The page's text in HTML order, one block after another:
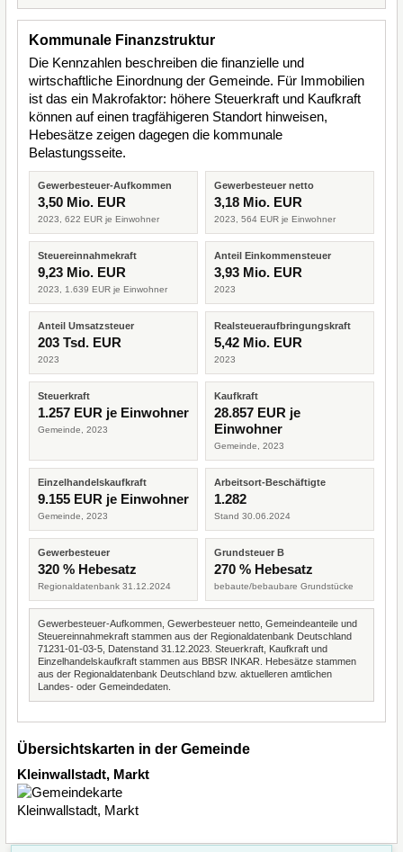
Kommunale Finanzstruktur
Die Kennzahlen beschreiben die finanzielle und
wirtschaftliche Einordnung der Gemeinde. Für Immobilien
ist das ein Makrofaktor: höhere Steuerkraft und Kaufkraft
können auf einen tragfähigeren Standort hinweisen,
Hebesätze zeigen dagegen die kommunale
Belastungsseite.
Gewerbesteuer-Aufkommen
3,50 Mio. EUR
2023, 622 EUR je Einwohner
Gewerbesteuer netto
3,18 Mio. EUR
2023, 564 EUR je Einwohner
Steuereinnahmekraft
9,23 Mio. EUR
2023, 1.639 EUR je Einwohner
Anteil Einkommensteuer
3,93 Mio. EUR
2023
Anteil Umsatzsteuer
203 Tsd. EUR
2023
Realsteueraufbringungskraft
5,42 Mio. EUR
2023
Steuerkraft
1.257 EUR je Einwohner
Gemeinde, 2023
Kaufkraft
28.857 EUR je
Einwohner
Gemeinde, 2023
Einzelhandelskaufkraft
9.155 EUR je Einwohner
Gemeinde, 2023
Arbeitsort-Beschäftigte
1.282
Stand 30.06.2024
Gewerbesteuer
320 % Hebesatz
Regionaldatenbank 31.12.2024
Grundsteuer B
270 % Hebesatz
bebaute/bebaubare Grundstücke
Gewerbesteuer-Aufkommen, Gewerbesteuer netto, Gemeindeanteile und
Steuereinnahmekraft stammen aus der Regionaldatenbank Deutschland
71231-01-03-5, Datenstand 31.12.2023. Steuerkraft, Kaufkraft und
Einzelhandelskaufkraft stammen aus BBSR INKAR. Hebesätze stammen
aus der Regionaldatenbank Deutschland bzw. aktuelleren amtlichen
Landes- oder Gemeindedaten.
Übersichtskarten in der Gemeinde
Kleinwallstadt, Markt